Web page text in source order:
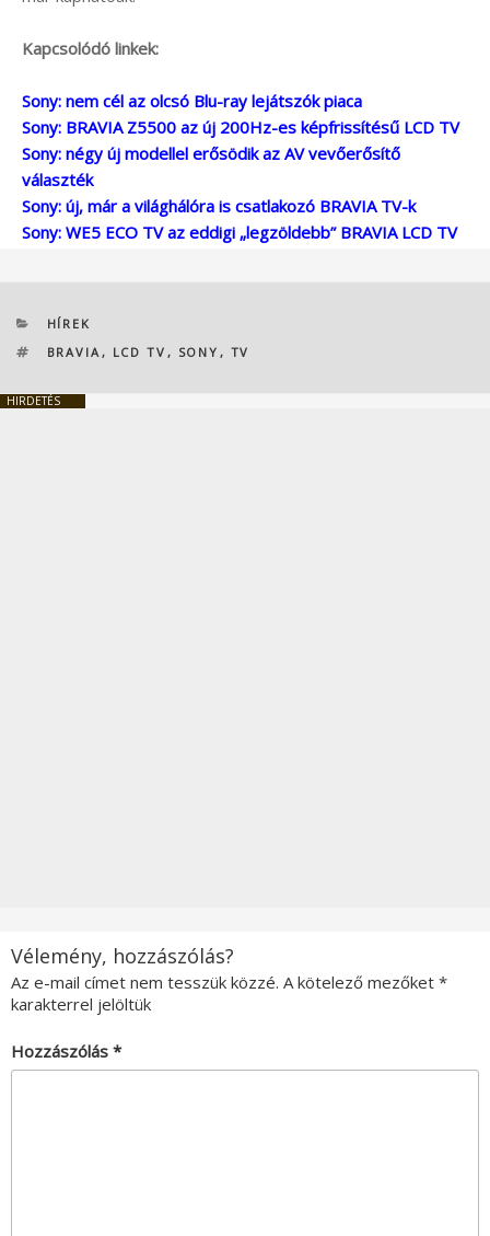
Kapcsolódó linkek:
Sony: nem cél az olcsó Blu-ray lejátszók piaca
Sony: BRAVIA Z5500 az új 200Hz-es képfrissítésű LCD TV
Sony: négy új modellel erősödik az AV vevőerősítő
választék
Sony: új, már a világhálóra is csatlakozó BRAVIA TV-k
Sony: WE5 ECO TV az eddigi „legzöldebb” BRAVIA LCD TV
KATEGÓRIÁK
HÍREK
CÍMKÉK
BRAVIA , LCD TV , SONY , TV
HIRDETÉS
Vélemény, hozzászólás?
Az e-mail címet nem tesszük közzé. A kötelező mezőket *
karakterrel jelöltük
Hozzászólás *